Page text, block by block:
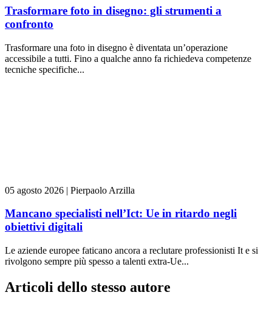
Trasformare foto in disegno: gli strumenti a
confronto
Trasformare una foto in disegno è diventata un’operazione
accessibile a tutti. Fino a qualche anno fa richiedeva competenze
tecniche specifiche...
05 agosto 2026 | Pierpaolo Arzilla
Mancano specialisti nell’Ict: Ue in ritardo negli
obiettivi digitali
Le aziende europee faticano ancora a reclutare professionisti It e si
rivolgono sempre più spesso a talenti extra-Ue...
Articoli dello stesso autore